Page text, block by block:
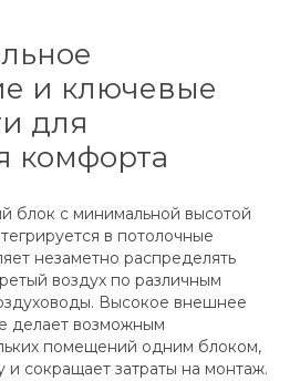
и ключевые
для
комфорта
блок с минимальной высотой
в потолочные
незаметно распределять
воздух по различным
Высокое внешнее
делает возможным
помещений одним блоком,
и сокращает затраты на монтаж.